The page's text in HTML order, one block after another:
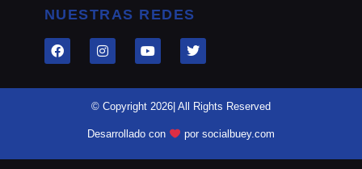
NUESTRAS REDES
© Copyright 2026| All Rights Reserved
Desarrollado con por socialbuey.com